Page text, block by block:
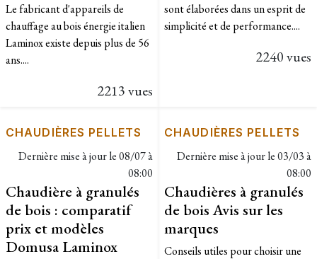
Le fabricant d'appareils de
chauffage au bois énergie italien
Laminox existe depuis plus de 56
ans....
2213 vues
sont élaborées dans un esprit de
simplicité et de performance....
2240 vues
CHAUDIÈRES PELLETS
Dernière mise à jour le08/07 à
08:00
Chaudière à granulés
de bois : comparatif
prix et modèles
Domusa Laminox
CHAUDIÈRES PELLETS
Dernière mise à jour le03/03 à
08:00
Chaudières à granulés
de bois Avis sur les
marques
Conseils utiles pour choisir une